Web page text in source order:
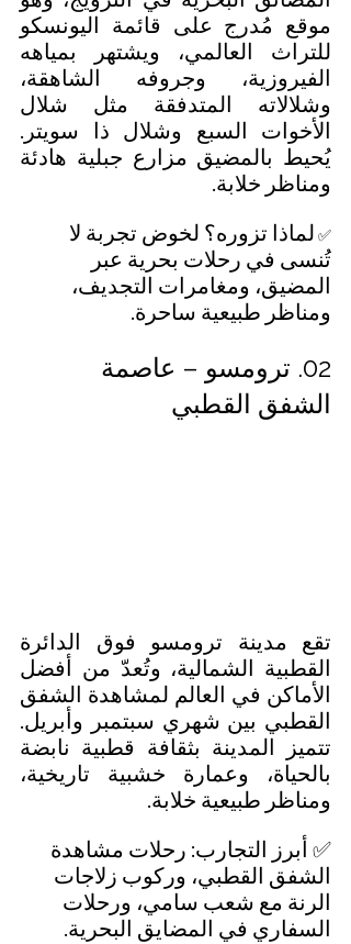
ومناظر خلابة.
✅ لماذا تزوره؟ لخوض تجربة لا
تُنسى في رحلات بحرية عبر
المضيق، ومغامرات التجديف،
ومناظر طبيعية ساحرة.
02. ترومسو – عاصمة
الشفق القطبي
ومناظر طبيعية خلابة.
✅ أبرز التجارب: رحلات مشاهدة
الشفق القطبي، وركوب زلاجات
الرنة مع شعب سامي، ورحلات
السفاري في المضايق البحرية.